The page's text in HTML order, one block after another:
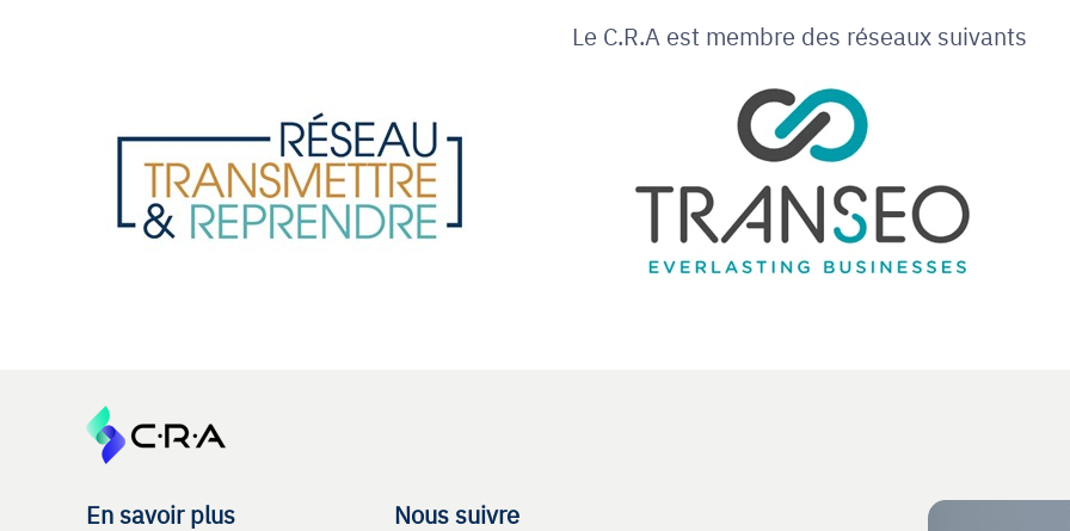
Le C.R.A est membre des réseaux suivants
En savoir plus Nous suivre